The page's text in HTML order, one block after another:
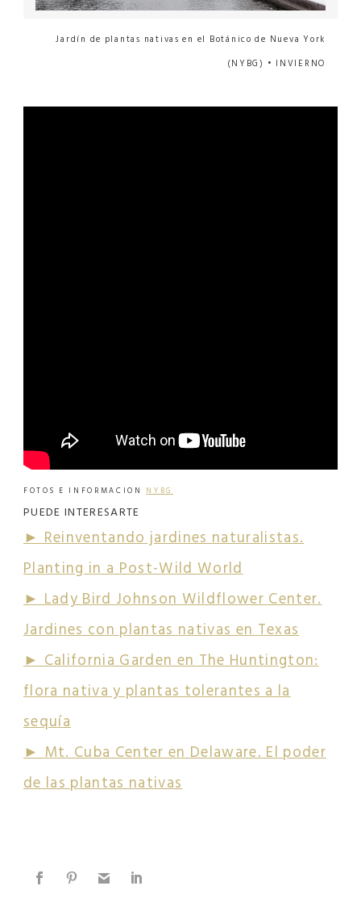
Jardín de plantas nativas en el Botánico de Nueva York
(NYBG) • INVIERNO
FOTOS E INFORMACIONNYBG
PUEDE INTERESARTE
► Reinventando jardines naturalistas.
Planting in a Post-Wild World
► Lady Bird Johnson Wildflower Center.
Jardines con plantas nativas en Texas
► California Garden en The Huntington:
flora nativa y plantas tolerantes a la
sequía
► Mt. Cuba Center en Delaware. El poder
de las plantas nativas